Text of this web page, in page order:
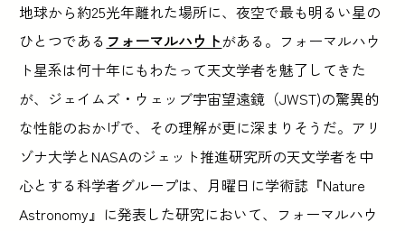
地球から約25光年離れた場所に、夜空で最も明るい星の
ひとつである フォーマルハウトがある。フォーマルハウ
ト星系は何十年にもわたって天文学者を魅了してきた
が、ジェイムズ・ウェッブ宇宙望遠鏡（JWST)の驚異的
な性能のおかげで、その理解が更に深まりそうだ。アリ
ゾナ大学とNASAのジェット推進研究所の天文学者を中
心とする科学者グループは、月曜日に学術誌『Nature
Astronomy』に発表した研究において、フォーマルハウ